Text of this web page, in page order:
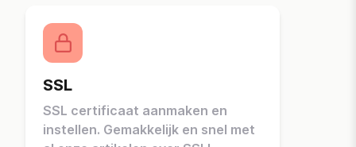
SSL
SSL certificaat aanmaken en
instellen. Gemakkelijk en snel met